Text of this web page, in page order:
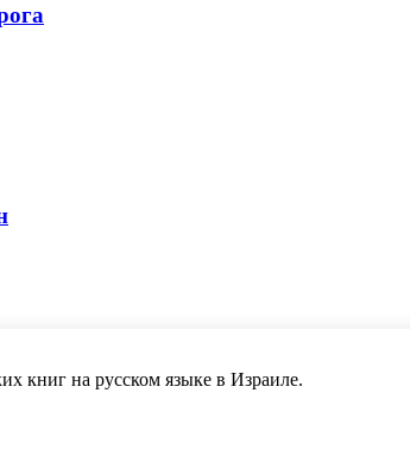
книг на русском языке в Израиле.